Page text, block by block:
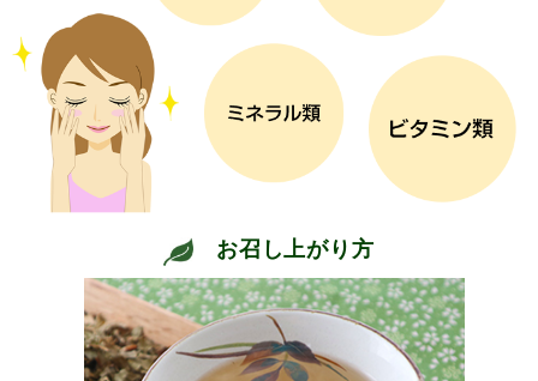
お召し上がり方